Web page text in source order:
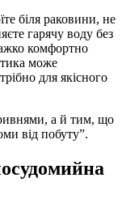
біля раковини, не
гарячу воду без
комфортно
може
для якісного
а й тим, що
від побуту”.